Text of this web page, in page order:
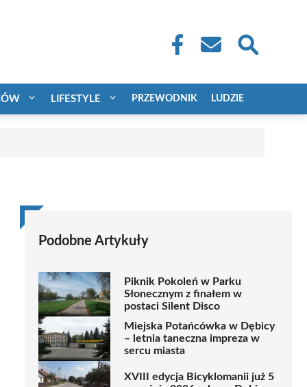
LIFESTYLE PRZEWODNIK LUDZIE
Podobne Artykuły
Piknik Pokoleń w Parku
Słonecznym z finałem w
postaci Silent Disco
Miejska Potańcówka w Dębicy
– letnia taneczna impreza w
sercu miasta
XVIII edycja Bicyklomanii już 5